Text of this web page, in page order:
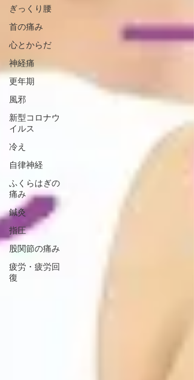
ぎっくり腰
首の痛み
心とからだ
神経痛
更年期
風邪
新型コロナウ
イルス
冷え
自律神経
ふくらはぎの
痛み
鍼灸
指圧
股関節の痛み
疲労・疲労回
復